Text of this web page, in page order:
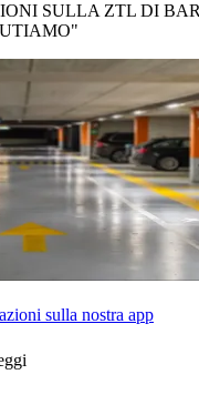
SULLA ZTL DI
sulla nostra app